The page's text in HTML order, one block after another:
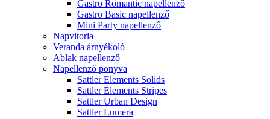
Gastro Romantic napellenző
Gastro Basic napellenző
Mini Party napellenző
Napvitorla
Veranda árnyékoló
Ablak napellenző
Napellenző ponyva
Sattler Elements Solids
Sattler Elements Stripes
Sattler Urban Design
Sattler Lumera